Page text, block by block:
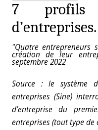
7 profils
d’entreprises.
"Quatre entrepreneurs
création de leur
septembre 2022
Source : le système
entreprises (Sine)
d’entreprise du
entreprises (tout type de